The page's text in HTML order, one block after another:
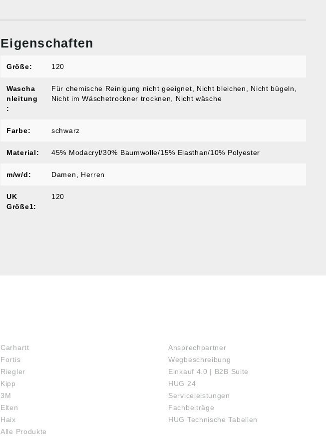
Eigenschaften
Größe: 120
Wascha
nleitung
:
Für chemische Reinigung nicht geeignet , Nicht bleichen , Nicht bügeln
Nicht im Wäschetrockner trocknen , Nicht wäsche
Farbe: schwarz
Material: 45% Modacryl/30% Baumwolle/15% Elasthan/10% Polyester
m/w/d: Damen , Herren
UK
Größe1:
120
Carhartt
Fortis
Riegler
Kipp
3M
Elten
Haix
Alle Produkte
Ansprechpartner
Wegbeschreibung
Einkauf 4.0 | B2B Suite
HUG 24
Serviceleistungen
Fachbeiträge
HUG Technische Tabellen